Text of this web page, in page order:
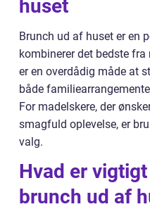
huset
Brunch ud af huset er en
kombinerer det bedste
er en overdådig måde at
både
For madelskere, der
smagfuld oplevelse, er
valg.
Hvad er
brunch ud af